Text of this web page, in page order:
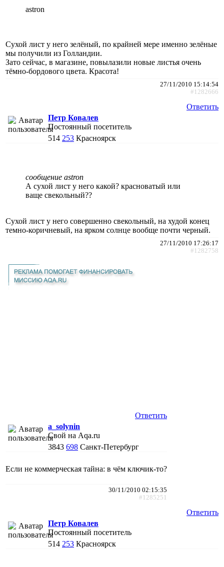
astron
Сухой лист у него зелёный, по крайней мере именно зелёные
мы получили из Голландии.
Зато сейчас, в магазине, повылазили новые листья очень
тёмно-бордового цвета. Красота!
27/11/2010 15:14:54
#1282666
Ответить
Петр Ковалев
Постоянный посетитель
514 253 Красноярск
сообщение astron
А сухой лист у него какой? красноватый или
ваще свекольный??
Сухой лист у него совершенно свекольный, на худой конец
темно-коричневый, на ярком солнце вообще почти черный.
27/11/2010 17:26:17
#1282758
Ответить
a_solynin
Свой на Aqa.ru
3843 698 Санкт-Петербург
Если не коммерческая тайна: в чём ключик-то?
30/11/2010 02:15:35
#1285251
Ответить
Петр Ковалев
Постоянный посетитель
514 253 Красноярск